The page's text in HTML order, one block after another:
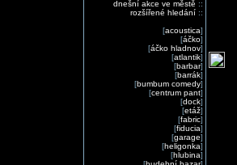
dnešní akce ve městě ::
rozšířené hledání::
[acoustica]
[áčko]
[áčko hladnov]
[atlantik]
[barbar]
[barrák]
[bumbum comedy]
[centrum pant]
[dock]
[etáž]
[fabric]
[fiducia]
[garage]
[heligonka]
[hlubina]